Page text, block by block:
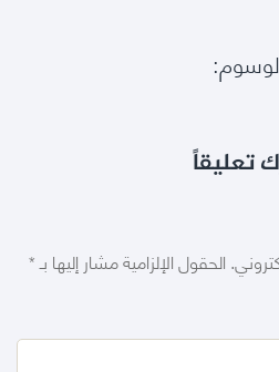
تعليقاً
الحقول الإلزامية مشار إليها بـ*